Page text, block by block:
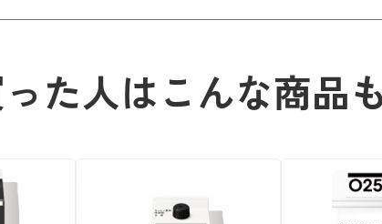
た人はこんな商品